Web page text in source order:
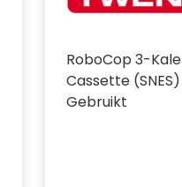
RoboCop 3-Kale
Cassette (SNES)
Gebruikt